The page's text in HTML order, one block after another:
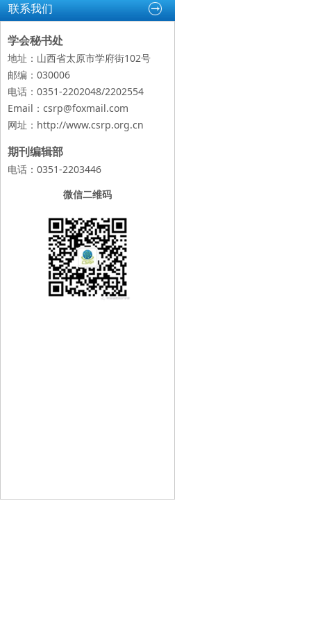
联系我们
学会秘书处
地址：山西省太原市学府街102号
邮编：030006
电话：0351-2202048/2202554
Email：csrp@foxmail.com
网址： http://www.csrp.org.cn
期刊编辑部
电话：0351-2203446
微信二维码